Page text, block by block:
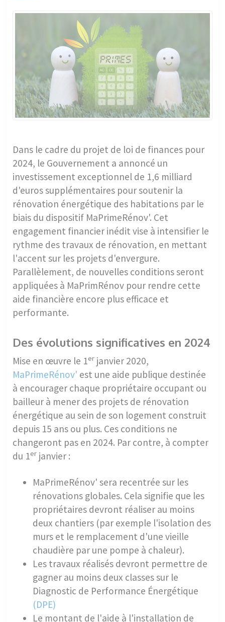
Dans le cadre du projet de loi de finances pour
2024, le Gouvernement a annoncé un
investissement exceptionnel de 1,6 milliard
d'euros supplémentaires pour soutenir la
rénovation énergétique des habitations par le
biais du dispositif MaPrimeRénov'. Cet
engagement financier inédit vise à intensifier le
rythme des travaux de rénovation, en mettant
l'accent sur les projets d'envergure.
Parallèlement, de nouvelles conditions seront
appliquées à MaPrimRénov pour rendre cette
aide financière encore plus efficace et
performante.
Des évolutions significatives en 2024
Mise en œuvre le 1er janvier 2020,
MaPrimeRénov' est une aide publique destinée
à encourager chaque propriétaire occupant ou
bailleur à mener des projets de rénovation
énergétique au sein de son logement construit
depuis 15 ans ou plus. Ces conditions ne
changeront pas en 2024. Par contre, à compter
du 1er janvier :
MaPrimeRénov' sera recentrée sur les
rénovations globales. Cela signifie que les
propriétaires devront réaliser au moins
deux chantiers (par exemple l'isolation des
murs et le remplacement d'une vieille
chaudière par une pompe à chaleur).
Les travaux réalisés devront permettre de
gagner au moins deux classes sur le
Diagnostic de Performance Énergétique
(DPE)
Le montant de l'aide à l'installation de